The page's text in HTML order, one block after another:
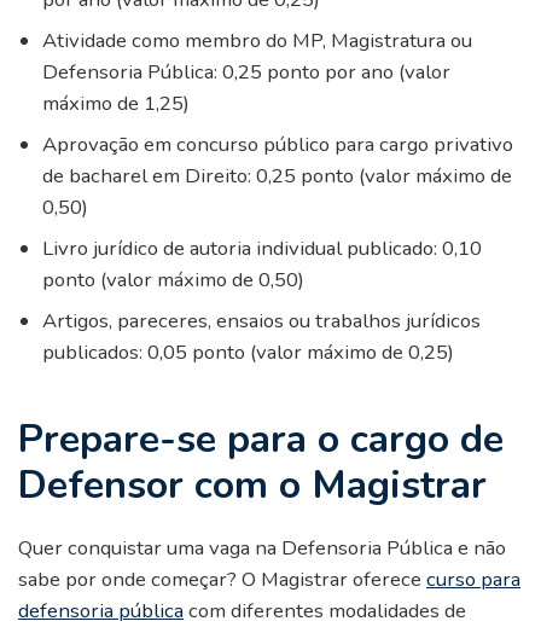
Atividade como membro do MP, Magistratura ou
Defensoria Pública: 0,25 ponto por ano (valor
máximo de 1,25)
Aprovação em concurso público para cargo privativo
de bacharel em Direito: 0,25 ponto (valor máximo de
0,50)
Livro jurídico de autoria individual publicado: 0,10
ponto (valor máximo de 0,50)
Artigos, pareceres, ensaios ou trabalhos jurídicos
publicados: 0,05 ponto (valor máximo de 0,25)
Prepare-se para o cargo de
Defensor com o Magistrar
Quer conquistar uma vaga na Defensoria Pública e não
sabe por onde começar? O Magistrar oferece curso para
defensoria públicacom diferentes modalidades de